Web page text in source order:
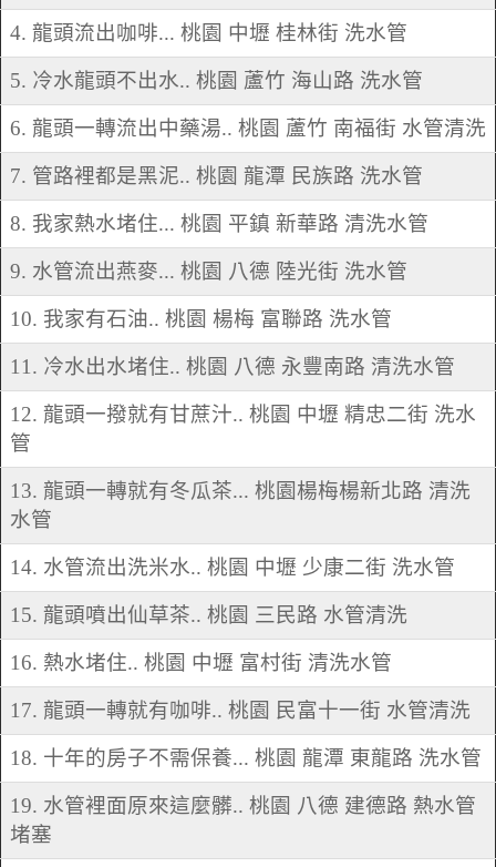
4. 龍頭流出咖啡... 桃園 中壢 桂林街 洗水管
5. 冷水龍頭不出水.. 桃園 蘆竹 海山路 洗水管
6. 龍頭一轉流出中藥湯.. 桃園 蘆竹 南福街 水管清洗
7. 管路裡都是黑泥.. 桃園 龍潭 民族路 洗水管
8. 我家熱水堵住... 桃園 平鎮 新華路 清洗水管
9. 水管流出燕麥... 桃園 八德 陸光街 洗水管
10. 我家有石油.. 桃園 楊梅 富聯路 洗水管
11. 冷水出水堵住.. 桃園 八德 永豐南路 清洗水管
12. 龍頭一撥就有甘蔗汁.. 桃園 中壢 精忠二街 洗水
管
13. 龍頭一轉就有冬瓜茶... 桃園楊梅楊新北路 清洗
水管
14. 水管流出洗米水.. 桃園 中壢 少康二街 洗水管
15. 龍頭噴出仙草茶.. 桃園 三民路 水管清洗
16. 熱水堵住.. 桃園 中壢 富村街 清洗水管
17. 龍頭一轉就有咖啡.. 桃園 民富十一街 水管清洗
18. 十年的房子不需保養... 桃園 龍潭 東龍路 洗水管
19. 水管裡面原來這麼髒.. 桃園 八德 建德路 熱水管
堵塞